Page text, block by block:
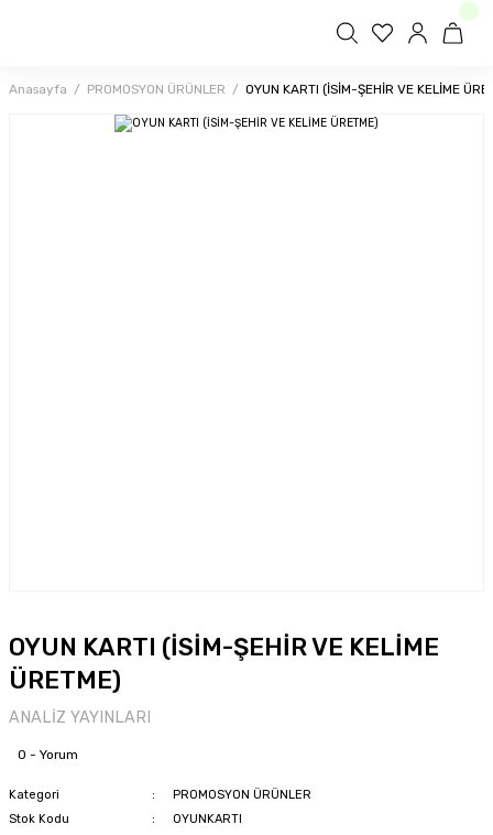
Anasayfa PROMOSYON ÜRÜNLER OYUN KARTI (İSİM-ŞEHİR VE KELİME
OYUN KARTI (İSİM-ŞEHİR VE KELİME
ÜRETME)
ANALİZ YAYINLARI
0 - Yorum
Kategori
PROMOSYON ÜRÜNLER
Stok Kodu
OYUNKARTI